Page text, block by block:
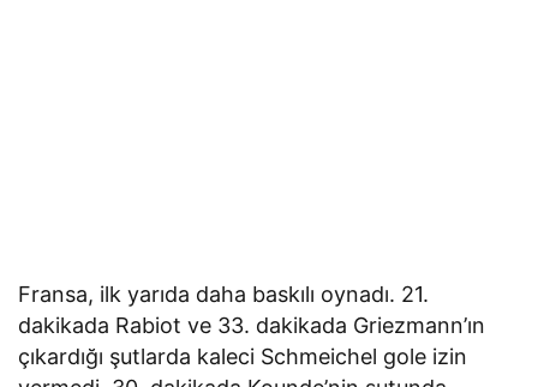
Fransa, ilk yarıda daha baskılı oynadı. 21.
dakikada Rabiot ve 33. dakikada Griezmann’ın
çıkardığı şutlarda kaleci Schmeichel gole izin